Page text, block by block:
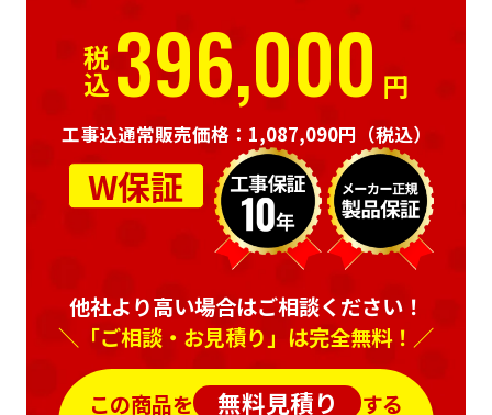
W保証
税込396,000 円
工事込通常販売価格：1,087,090円 （税込）
他社より高い場合はご相談ください！
＼「ご相談・お見積り」は完全無料！／
この商品を 無料見積り する